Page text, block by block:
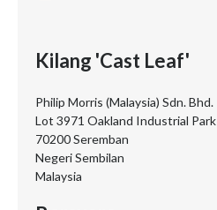
Kilang 'Cast Leaf'
Philip Morris (Malaysia) Sdn. Bhd.
Lot 3971 Oakland Industrial Park
70200 Seremban
Negeri Sembilan
Malaysia